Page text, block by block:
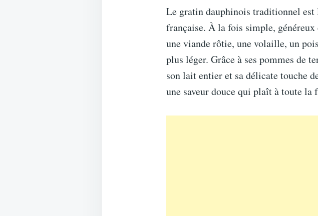
Le gratin dauphinois traditionnel est
française. À la fois simple,
une viande rôtie, une volaille, un
plus léger. Grâce à ses pommes de
son lait entier et sa délicate touche
une saveur douce qui plaît à toute la